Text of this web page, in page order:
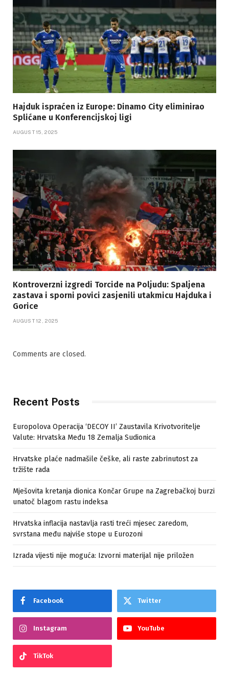
Hajduk ispraćen iz Europe: Dinamo City eliminirao
Splićane u Konferencijskoj ligi
AUGUST 15, 2025
Kontroverzni izgredi Torcide na Poljudu: Spaljena
zastava i sporni povici zasjenili utakmicu Hajduka i
Gorice
AUGUST 12, 2025
Comments are closed.
Recent Posts
Europolova Operacija ‘DECOY II’ Zaustavila Krivotvoritelje
Valute: Hrvatska Među 18 Zemalja Sudionica
Hrvatske plaće nadmašile češke, ali raste zabrinutost za
tržište rada
Mješovita kretanja dionica Končar Grupe na Zagrebačkoj burzi
unatoč blagom rastu indeksa
Hrvatska inflacija nastavlja rasti treći mjesec zaredom,
svrstana među najviše stope u Eurozoni
Izrada vijesti nije moguća: Izvorni materijal nije priložen
Facebook Twitter
Instagram YouTube
TikTok